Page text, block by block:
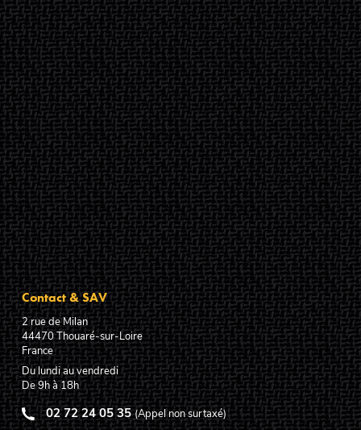
Contact & SAV
2 rue de Milan
44470Thouaré-sur-Loire
France
Du lundi au vendredi
De 9h à 18h
02 72 24 05 35 (Appel non surtaxé)